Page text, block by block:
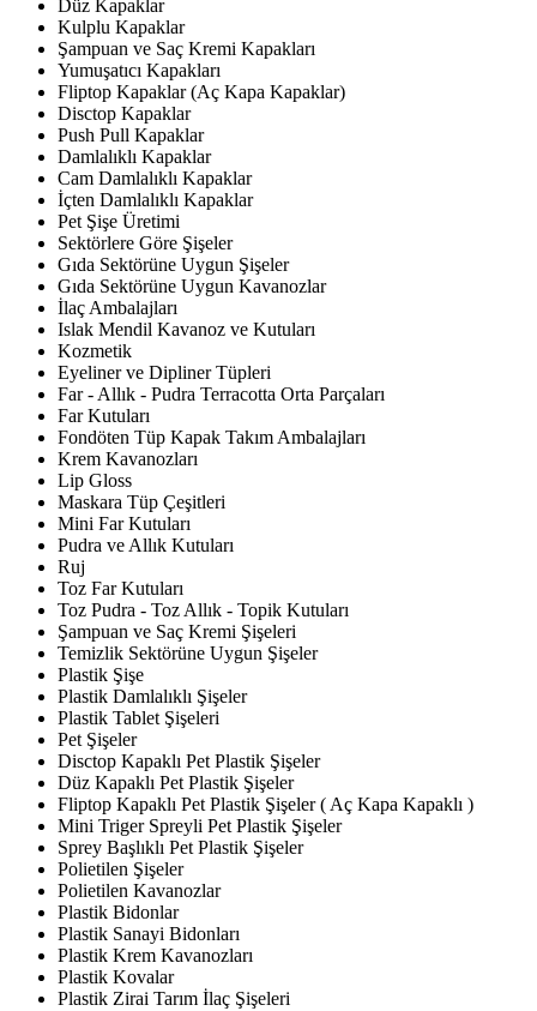
Düz Kapaklar
Kulplu Kapaklar
Şampuan ve Saç Kremi Kapakları
Yumuşatıcı Kapakları
Fliptop Kapaklar (Aç Kapa Kapaklar)
Disctop Kapaklar
Push Pull Kapaklar
Damlalıklı Kapaklar
Cam Damlalıklı Kapaklar
İçten Damlalıklı Kapaklar
Pet Şişe Üretimi
Sektörlere Göre Şişeler
Gıda Sektörüne Uygun Şişeler
Gıda Sektörüne Uygun Kavanozlar
İlaç Ambalajları
Islak Mendil Kavanoz ve Kutuları
Kozmetik
Eyeliner ve Dipliner Tüpleri
Far - Allık - Pudra Terracotta Orta Parçaları
Far Kutuları
Fondöten Tüp Kapak Takım Ambalajları
Krem Kavanozları
Lip Gloss
Maskara Tüp Çeşitleri
Mini Far Kutuları
Pudra ve Allık Kutuları
Ruj
Toz Far Kutuları
Toz Pudra - Toz Allık - Topik Kutuları
Şampuan ve Saç Kremi Şişeleri
Temizlik Sektörüne Uygun Şişeler
Plastik Şişe
Plastik Damlalıklı Şişeler
Plastik Tablet Şişeleri
Pet Şişeler
Disctop Kapaklı Pet Plastik Şişeler
Düz Kapaklı Pet Plastik Şişeler
Fliptop Kapaklı Pet Plastik Şişeler ( Aç Kapa Kapaklı )
Mini Triger Spreyli Pet Plastik Şişeler
Sprey Başlıklı Pet Plastik Şişeler
Polietilen Şişeler
Polietilen Kavanozlar
Plastik Bidonlar
Plastik Sanayi Bidonları
Plastik Krem Kavanozları
Plastik Kovalar
Plastik Zirai Tarım İlaç Şişeleri